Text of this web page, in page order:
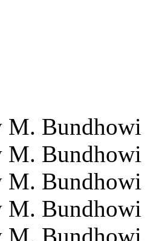
M. Bundhowi
M. Bundhowi
M. Bundhowi
M. Bundhowi